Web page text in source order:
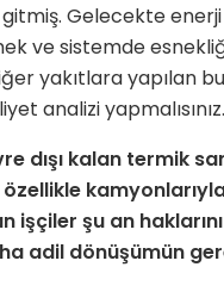
Gelecekte
ve sistemde
yakıtlara ya­pılan
analizi yapmalısınız.
dışı kalan termik
özellikle
işçiler şu an
adil dönüşümün